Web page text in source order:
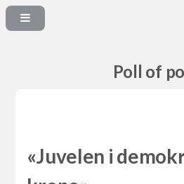
Poll of
«Juvelen i